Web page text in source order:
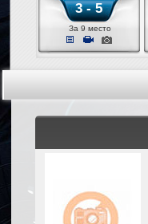
3 - 5
За 9 место